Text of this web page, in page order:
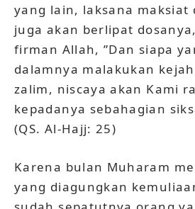
yang lain, laksana maksiat
juga akan berlipat
firman Allah, ”Dan siapa
dalamnya malakukan
zalim, niscaya akan Kami
kepadanya sebahagian
(QS. Al-Hajj: 25)
Karena bulan Muharam
yang diagungkan